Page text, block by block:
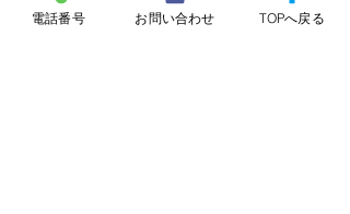
みずしろ調剤薬局 掲示事
電話番号 お問い合わせ TOPへ戻る